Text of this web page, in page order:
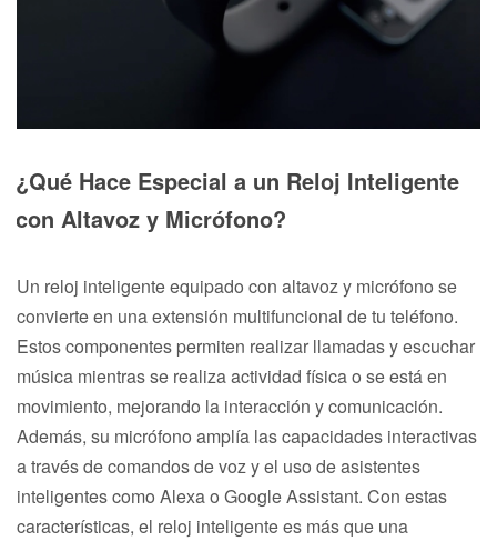
¿Qué Hace Especial a un Reloj Inteligente
con Altavoz y Micrófono?
Un reloj inteligente equipado con altavoz y micrófono se
convierte en una extensión multifuncional de tu teléfono.
Estos componentes permiten realizar llamadas y escuchar
música mientras se realiza actividad física o se está en
movimiento, mejorando la interacción y comunicación.
Además, su micrófono amplía las capacidades interactivas
a través de comandos de voz y el uso de asistentes
inteligentes como Alexa o Google Assistant. Con estas
características, el reloj inteligente es más que una